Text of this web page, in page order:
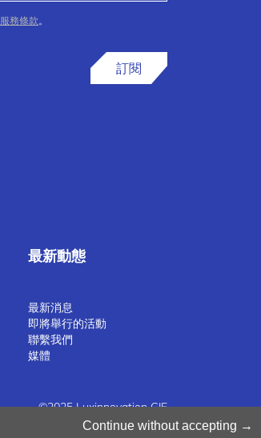
服務條款。
訂閱
最新動態
最新消息
即將舉行的活動
聯繫我們
媒體
©2025 Luxinnovation GIE
Continue without accepting